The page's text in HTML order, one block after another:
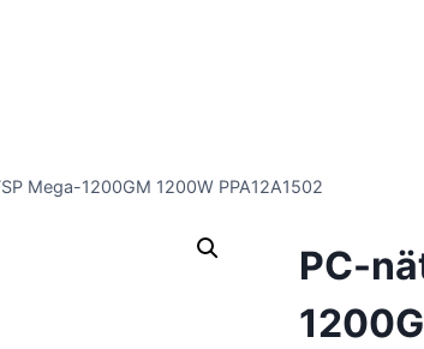
Mega-1200GM 1200W PPA12A1502
PC-